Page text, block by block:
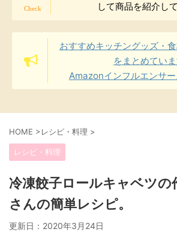
して商品を紹介し
おすすめキッチングッズ・
をまとめていま
Amazonインフルエンサ
HOME >レシピ・料理 >
レシピ・料理
冷凍餃子ロールキャベツの
さんの簡単レシピ。
更新日： 2020年3月24日